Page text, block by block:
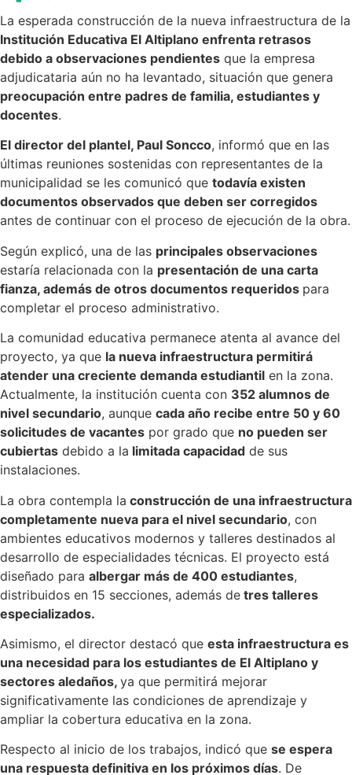
La esperada construcción de la nueva infraestructura de la
Institución Educativa El Altiplano enfrenta retrasos
debido a observaciones pendientes que la empresa
adjudicataria aún no ha levantado, situación que genera
preocupación entre padres de familia, estudiantes y
docentes.
El director del plantel, Paul Soncco, informó que en las
últimas reuniones sostenidas con representantes de la
municipalidad se les comunicó que todavía existen
documentos observados que deben ser corregidos
antes de continuar con el proceso de ejecución de la obra.
Según explicó, una de las principales observaciones
estaría relacionada con la presentación de una carta
fianza, además de otros documentos requeridos para
completar el proceso administrativo.
La comunidad educativa permanece atenta al avance del
proyecto, ya que la nueva infraestructura permitirá
atender una creciente demanda estudiantil en la zona.
Actualmente, la institución cuenta con 352 alumnos de
nivel secundario, aunque cada año recibe entre 50 y 60
solicitudes de vacantes por grado que no pueden ser
cubiertas debido a la limitada capacidad de sus
instalaciones.
La obra contempla la construcción de una infraestructura
completamente nueva para el nivel secundario, con
ambientes educativos modernos y talleres destinados al
desarrollo de especialidades técnicas. El proyecto está
diseñado para albergar más de 400 estudiantes,
distribuidos en 15 secciones, además de tres talleres
especializados.
Asimismo, el director destacó que esta infraestructura es
una necesidad para los estudiantes de El Altiplano y
sectores aledaños, ya que permitirá mejorar
significativamente las condiciones de aprendizaje y
ampliar la cobertura educativa en la zona.
Respecto al inicio de los trabajos, indicó que se espera
una respuesta definitiva en los próximos días. De